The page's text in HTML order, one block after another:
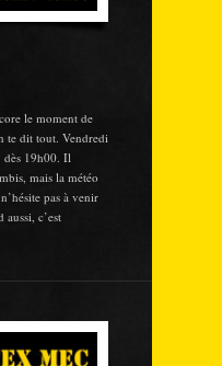
le moment de
te dit tout. Vendredi
dès 19h00. Il
mais la météo
pas à venir
c’est